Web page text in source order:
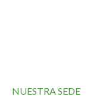
NUESTRA SEDE